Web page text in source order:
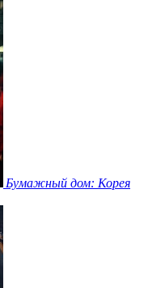
Бумажный дом: Корея